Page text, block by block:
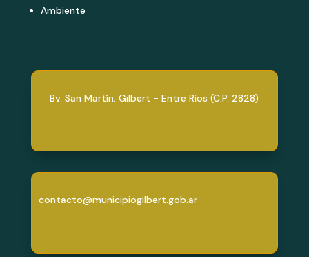
Ambiente
Bv. San Martín. Gilbert - Entre Ríos (C.P. 2828)
contacto@municipiogilbert.gob.ar